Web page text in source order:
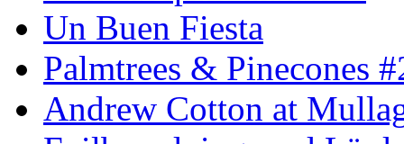
Un Buen Fiesta
Palmtrees & Pinecones
Andrew Cotton at